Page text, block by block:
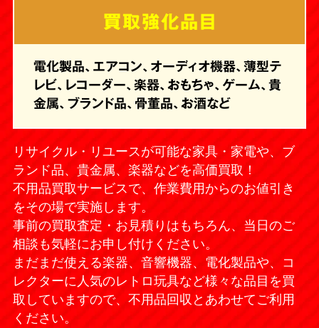
買取強化品目
電化製品、エアコン、オーディオ機器、薄型テ
レビ、レコーダー、楽器、おもちゃ、ゲーム、貴
金属、ブランド品、骨董品、お酒など
リサイクル・リユースが可能な家具・家電や、ブ
ランド品、貴金属、楽器などを高価買取！
不用品買取サービスで、作業費用からのお値引き
をその場で実施します。
事前の買取査定・お見積りはもちろん、当日のご
相談も気軽にお申し付けください。
まだまだ使える楽器、音響機器、電化製品や、コ
レクターに人気のレトロ玩具など様々な品目を買
取していますので、不用品回収とあわせてご利用
ください。